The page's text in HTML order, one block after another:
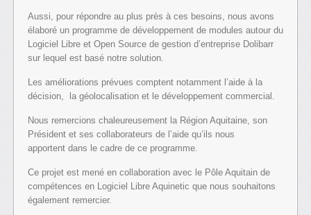
Aussi, pour répondre au plus près à ces besoins, nous avons
élaboré un programme de développement de modules autour du
Logiciel Libre et Open Source de gestion d’entreprise Dolibarr
sur lequel est basé notre solution.
Les améliorations prévues comptent notamment l’aide à la
décision, la géolocalisation et le développement commercial.
Nous remercions chaleureusement la Région Aquitaine, son
Président et ses collaborateurs de l’aide qu’ils nous
apportent dans le cadre de ce programme.
Ce projet est mené en collaboration avec le Pôle Aquitain de
compétences en Logiciel Libre Aquinetic que nous souhaitons
également remercier.